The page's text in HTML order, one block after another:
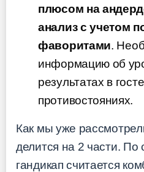
плюсом на
анализ с учетом
фаворитами.
информацию об
результатах в
противостояниях.
Как мы уже
делится на 2 части. По
гандикап считается